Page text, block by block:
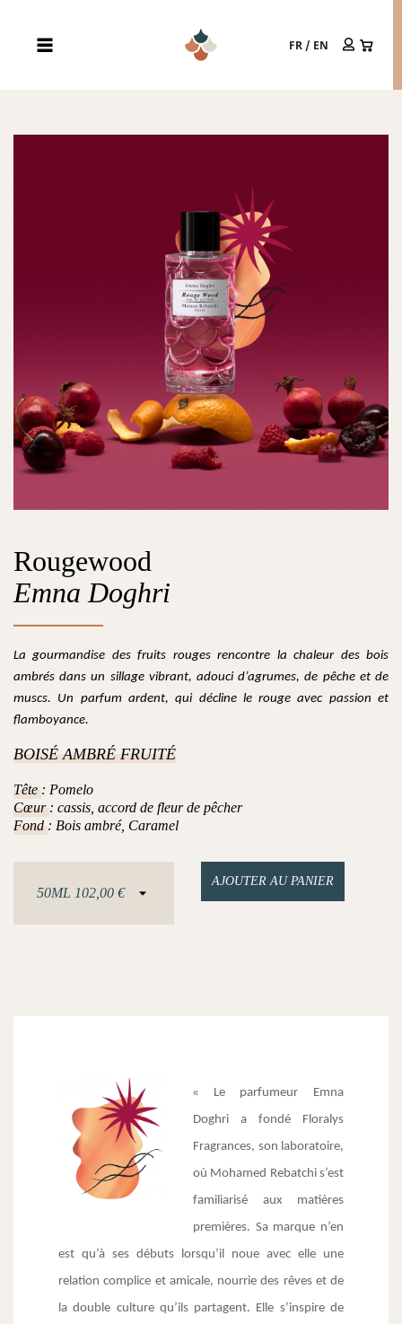
FR / EN
Rougewood
Emna Doghri
La gourmandise des fruits rouges rencontre la chaleur des bois
ambrés dans un sillage vibrant, adouci d’agrumes, de pêche et de
muscs. Un parfum ardent, qui décline le rouge avec passion et
flamboyance.
BOISÉ AMBRÉ FRUITÉ
Tête: Pomelo
Cœur: cassis, accord de fleur de pêcher
Fond: Bois ambré, Caramel
AJOUTER AU PANIER
«
Le parfumeur Emna
Doghri a fondé Floralys
Fragrances, son laboratoire,
où Mohamed Rebatchi s’est
familiarisé aux matières
premières. Sa marque n’en
est qu’à ses débuts lorsqu’il noue avec elle une
relation complice et amicale, nourrie des rêves et de
la double culture qu’ils partagent. Elle s’inspire de